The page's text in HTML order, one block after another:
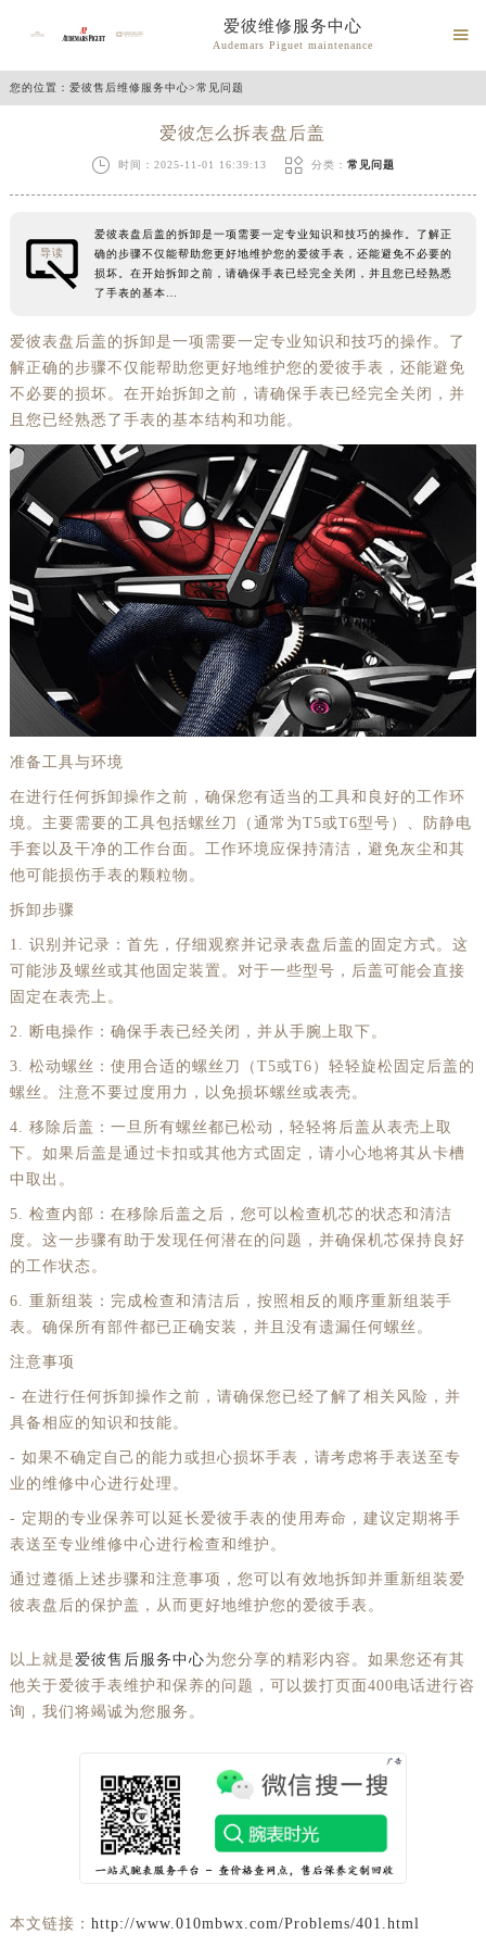
爱彼维修服务中心
Audemars Piguet maintenance

您的位置： 爱彼售后维修服务中心>常见问题
爱彼怎么拆表盘后盖
 时间：2025-11-01 16:39:13  分类： 常见问题
导读
爱彼表盘后盖的拆卸是一项需要一定专业知识和技巧的操作。了解正
确的步骤不仅能帮助您更好地维护您的爱彼手表，还能避免不必要的
损坏。在开始拆卸之前，请确保手表已经完全关闭，并且您已经熟悉
了手表的基本…
爱彼表盘后盖的拆卸是一项需要一定专业知识和技巧的操作。了
解正确的步骤不仅能帮助您更好地维护您的爱彼手表，还能避免
不必要的损坏。在开始拆卸之前，请确保手表已经完全关闭，并
且您已经熟悉了手表的基本结构和功能。
准备工具与环境
在进行任何拆卸操作之前，确保您有适当的工具和良好的工作环
境。主要需要的工具包括螺丝刀（通常为T5或T6型号）、防静电
手套以及干净的工作台面。工作环境应保持清洁，避免灰尘和其
他可能损伤手表的颗粒物。
拆卸步骤
1. 识别并记录：首先，仔细观察并记录表盘后盖的固定方式。这
可能涉及螺丝或其他固定装置。对于一些型号，后盖可能会直接
固定在表壳上。
2. 断电操作：确保手表已经关闭，并从手腕上取下。
3. 松动螺丝：使用合适的螺丝刀（T5或T6）轻轻旋松固定后盖的
螺丝。注意不要过度用力，以免损坏螺丝或表壳。
4. 移除后盖：一旦所有螺丝都已松动，轻轻将后盖从表壳上取
下。如果后盖是通过卡扣或其他方式固定，请小心地将其从卡槽
中取出。
5. 检查内部：在移除后盖之后，您可以检查机芯的状态和清洁
度。这一步骤有助于发现任何潜在的问题，并确保机芯保持良好
的工作状态。
6. 重新组装：完成检查和清洁后，按照相反的顺序重新组装手
表。确保所有部件都已正确安装，并且没有遗漏任何螺丝。
注意事项
- 在进行任何拆卸操作之前，请确保您已经了解了相关风险，并
具备相应的知识和技能。
- 如果不确定自己的能力或担心损坏手表，请考虑将手表送至专
业的维修中心进行处理。
- 定期的专业保养可以延长爱彼手表的使用寿命，建议定期将手
表送至专业维修中心进行检查和维护。
通过遵循上述步骤和注意事项，您可以有效地拆卸并重新组装爱
彼表盘后的保护盖，从而更好地维护您的爱彼手表。
以上就是 爱彼售后服务中心为您分享的精彩内容。如果您还有其
他关于爱彼手表维护和保养的问题，可以拨打页面400电话进行咨
询，我们将竭诚为您服务。
本文链接： http://www.010mbwx.com/Problems/401.html